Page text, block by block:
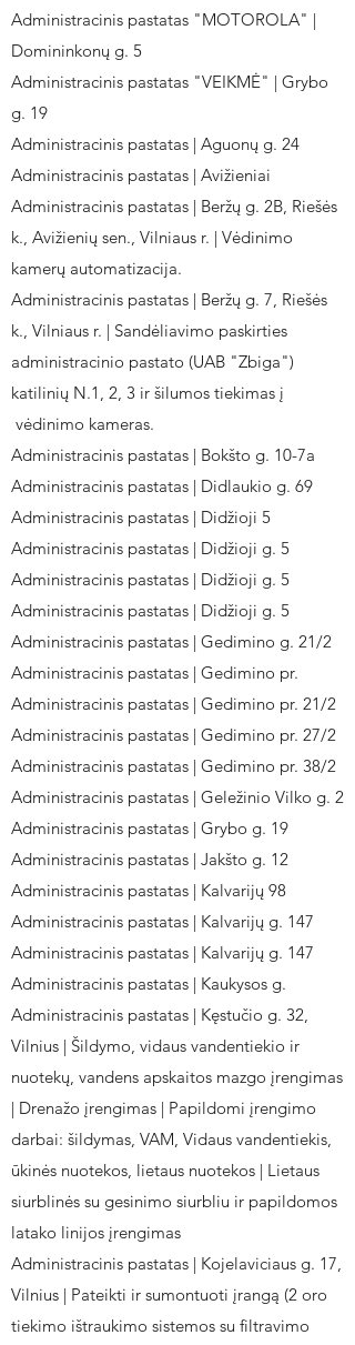
Administracinis pastatas "MOTOROLA" |
Domininkonų g. 5
Administracinis pastatas "VEIKMĖ" | Grybo
g. 19
Administracinis pastatas | Aguonų g. 24
Administracinis pastatas | Avižieniai
Administracinis pastatas | Beržų g. 2B, Riešės
k., Avižienių sen., Vilniaus r. | Vėdinimo
kamerų automatizacija.
Administracinis pastatas | Beržų g. 7, Riešės
k., Vilniaus r. | Sandėliavimo paskirties
administracinio pastato (UAB "Zbiga")
katilinių N.1, 2, 3 ir šilumos tiekimas į
vėdinimo kameras.
Administracinis pastatas | Bokšto g. 10-7a
Administracinis pastatas | Didlaukio g. 69
Administracinis pastatas | Didžioji 5
Administracinis pastatas | Didžioji g. 5
Administracinis pastatas | Didžioji g. 5
Administracinis pastatas | Didžioji g. 5
Administracinis pastatas | Gedimino g. 21/2
Administracinis pastatas | Gedimino pr.
Administracinis pastatas | Gedimino pr. 21/2
Administracinis pastatas | Gedimino pr. 27/2
Administracinis pastatas | Gedimino pr. 38/2
Administracinis pastatas | Geležinio Vilko g. 2
Administracinis pastatas | Grybo g. 19
Administracinis pastatas | Jakšto g. 12
Administracinis pastatas | Kalvarijų 98
Administracinis pastatas | Kalvarijų g. 147
Administracinis pastatas | Kalvarijų g. 147
Administracinis pastatas | Kaukysos g.
Administracinis pastatas | Kęstučio g. 32,
Vilnius | Šildymo, vidaus vandentiekio ir
nuotekų, vandens apskaitos mazgo įrengimas
| Drenažo įrengimas | Papildomi įrengimo
darbai: šildymas, VAM, Vidaus vandentiekis,
ūkinės nuotekos, lietaus nuotekos | Lietaus
siurblinės su gesinimo siurbliu ir papildomos
latako linijos įrengimas
Administracinis pastatas | Kojelaviciaus g. 17,
Vilnius | Pateikti ir sumontuoti įrangą (2 oro
tiekimo ištraukimo sistemos su filtravimo